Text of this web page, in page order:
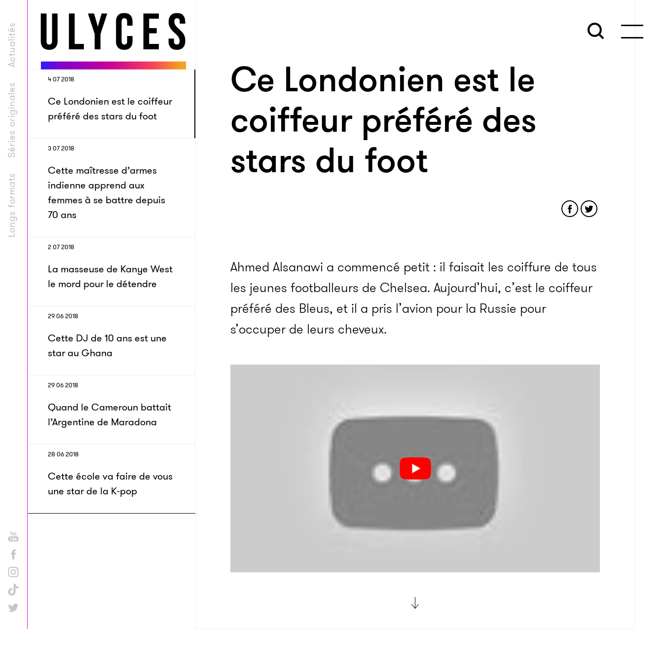
Longs formats
Séries originales
Actualités
4 07 2018
Ce Londonien est le coiffeur
préféré des stars du foot
3 07 2018
Cette maîtresse d’armes
indienne apprend aux
femmes à se battre depuis
70 ans
2 07 2018
La masseuse de Kanye West
le mord pour le détendre
29 06 2018
Cette DJ de 10 ans est une
star au Ghana
29 06 2018
Quand le Cameroun battait
l’Argentine de Maradona
28 06 2018
Cette école va faire de vous
une star de la K-pop
Ce Londonien est le
coiffeur préféré des
stars du foot
Ahmed Alsanawi a commencé petit : il faisait les coiffure de tous
les jeunes footballeurs de Chelsea. Aujourd’hui, c’est le coiffeur
préféré des Bleus, et il a pris l’avion pour la Russie pour
s’occuper de leurs cheveux.